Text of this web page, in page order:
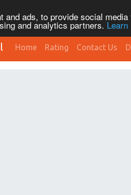
and ads, to provide social
and analytics partners.
Home Rating Contact Us